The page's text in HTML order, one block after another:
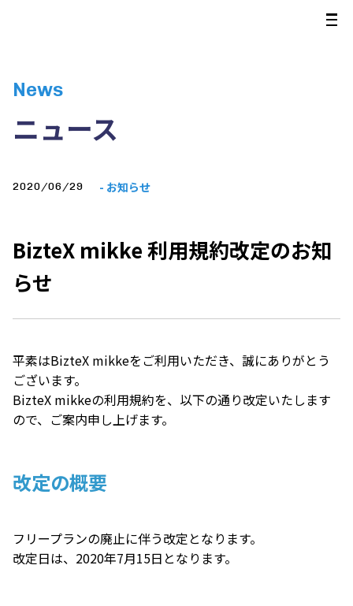
News
ニュース
2020/06/29 - お知らせ
BizteX mikke 利用規約改定のお知
らせ
平素はBizteX mikkeをご利用いただき、誠にありがとう
ございます。
BizteX mikkeの利用規約を、以下の通り改定いたします
ので、ご案内申し上げます。
改定の概要
フリープランの廃止に伴う改定となります。
改定日は、2020年7月15日となります。